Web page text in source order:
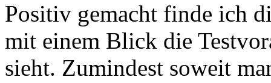
Positiv gemacht finde ich
mit einem Blick die
sieht. Zumindest soweit